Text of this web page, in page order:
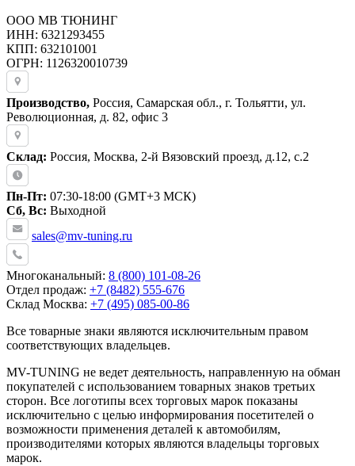
ООО МВ ТЮНИНГ
ИНН: 6321293455
КПП: 632101001
ОГРН: 1126320010739
Производство, Россия, Самарская обл., г. Тольятти, ул.
Революционная, д. 82, офис 3
Склад: Россия, Москва, 2-й Вязовский проезд, д.12, с.2
Пн-Пт: 07:30-18:00 (GMT+3 МСК)
Сб, Вс: Выходной
sales@mv-tuning.ru
Многоканальный: 8 (800) 101-08-26
Отдел продаж: +7 (8482) 555-676
Склад Москва: +7 (495) 085-00-86
Все товарные знаки являются исключительным правом
соответствующих владельцев.
MV-TUNING не ведет деятельность, направленную на обман
покупателей с использованием товарных знаков третьих
сторон. Все логотипы всех торговых марок показаны
исключительно с целью информирования посетителей о
возможности применения деталей к автомобилям,
производителями которых являются владельцы торговых
марок.